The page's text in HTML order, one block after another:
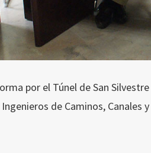
por el Túnel de San
Ingenieros de Caminos, Canales